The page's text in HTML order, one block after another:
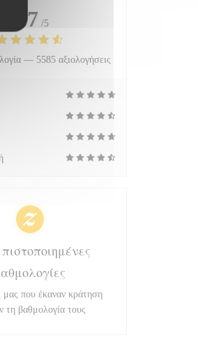
4.7 /5
— 5585 αξιολογήσεις
μας που έκαναν κράτηση
τη βαθμολογία τους